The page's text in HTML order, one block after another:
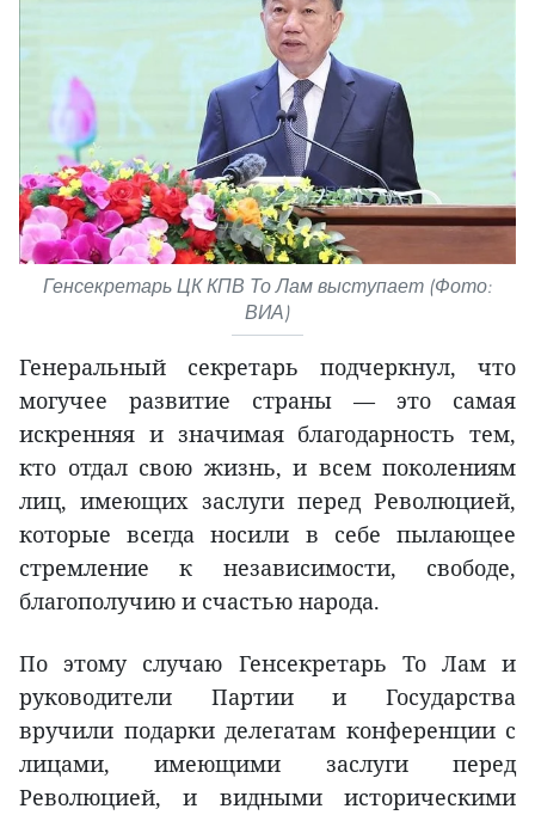
Генсекретарь ЦК КПВ То Лам выступает (Фото:
ВИА)
Генеральный секретарь подчеркнул, что
могучее развитие страны — это самая
искренняя и значимая благодарность тем,
кто отдал свою жизнь, и всем поколениям
лиц, имеющих заслуги перед Революцией,
которые всегда носили в себе пылающее
стремление к независимости, свободе,
благополучию и счастью народа.
По этому случаю Генсекретарь То Лам и
руководители Партии и Государства
вручили подарки делегатам конференции с
лицами, имеющими заслуги перед
Революцией, и видными историческими